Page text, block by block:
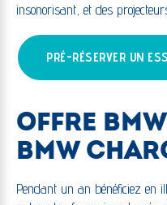
insonorisant, et des
PRÉ-RÉSERVER UN
OFFRE
BMW
Pendant un an bénéficiez en